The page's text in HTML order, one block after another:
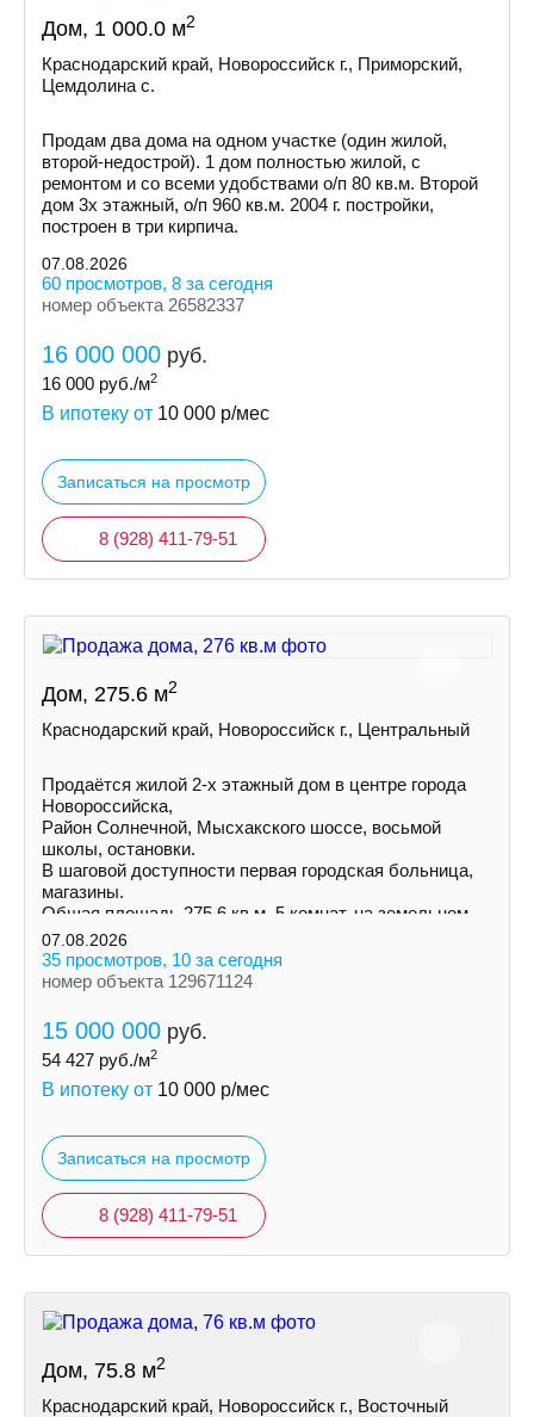
Дом, 1 000.0 м2
Краснодарский край, Новороссийск г., Приморский,
Цемдолина с.
Продам два дома на одном участке (один жилой,
второй-недострой). 1 дом полностью жилой, с
ремонтом и со всеми удобствами о/п 80 кв.м. Второй
дом 3х этажный, о/п 960 кв.м. 2004 г. постройки,
построен в три кирпича.
07.08.2026
60 просмотров, 8 за сегодня
номер объекта 26582337
16 000 000 руб.
16 000 руб./м2
В ипотеку от 10 000 р/мес
Записаться на просмотр
8 (928) 411-79-51
Дом, 275.6 м2
Краснодарский край, Новороссийск г., Центральный
Пpoдаётся жилой 2-х этажный дом в центре города
Нoвороccийскa,
Район Солнечной, Mыcxaкского шоссе, восьмой
школы, остановки.
В шаговой доступности первая городская больница,
магазины.
Общая площадь 275,6 кв.м. 5 комнат, на земельном
участке 3 сотки ИЖС
07.08.2026
35 просмотров, 10 за сегодня
номер объекта 129671124
15 000 000 руб.
54 427 руб./м2
В ипотеку от 10 000 р/мес
Записаться на просмотр
8 (928) 411-79-51
Дом, 75.8 м2
Краснодарский край, Новороссийск г., Восточный